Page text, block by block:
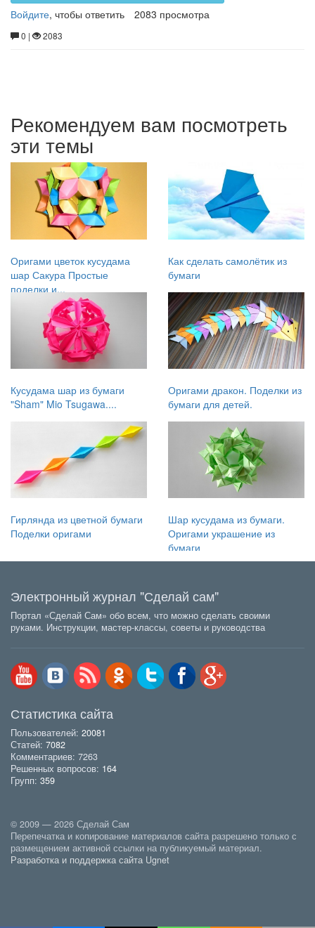
Войдите, чтобы ответить 2083 просмотра
0 | 2083
Рекомендуем вам посмотреть
эти темы
Оригами цветок кусудама
шар Сакура Простые
поделки и...
Как сделать самолётик из
бумаги
Кусудама шар из бумаги
"Sham" Mio Tsugawa....
Оригами дракон. Поделки из
бумаги для детей.
Гирлянда из цветной бумаги
Поделки оригами
Шар кусудама из бумаги.
Оригами украшение из
бумаги
Электронный журнал "Сделай сам"
Портал «Сделай Сам» обо всем, что можно сделать своими
руками. Инструкции, мастер-классы, советы и руководства
Статистика сайта
Пользователей: 20081
Статей: 7082
Комментариев: 7263
Решенных вопросов: 164
Групп: 359
© 2009 — 2026 Сделай Сам
Перепечатка и копирование материалов сайта разрешено только с
размещением активной ссылки на публикуемый материал.
Разработка и поддержка сайта Ugnet